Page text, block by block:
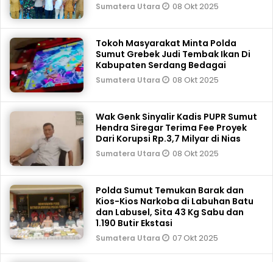
Sumatera Utara 08 Okt 2025
Tokoh Masyarakat Minta Polda
Sumut Grebek Judi Tembak Ikan Di
Kabupaten Serdang Bedagai
Sumatera Utara 08 Okt 2025
Wak Genk Sinyalir Kadis PUPR Sumut
Hendra Siregar Terima Fee Proyek
Dari Korupsi Rp.3,7 Milyar di Nias
Sumatera Utara 08 Okt 2025
Polda Sumut Temukan Barak dan
Kios-Kios Narkoba di Labuhan Batu
dan Labusel, Sita 43 Kg Sabu dan
1.190 Butir Ekstasi
Sumatera Utara 07 Okt 2025